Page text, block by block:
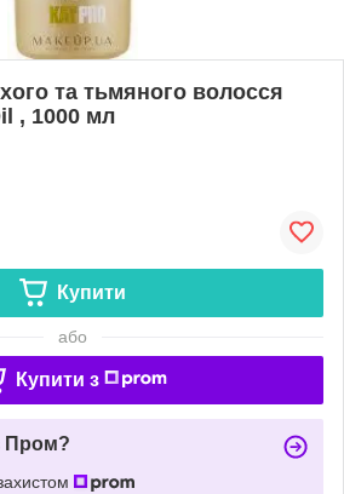
та тьмяного волосся
, 1000 мл
Купити
або
Купити з
Пром?